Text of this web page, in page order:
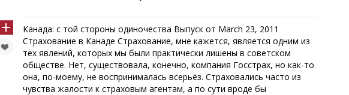
Канада: с той стороны одиночества Выпуск от March 23, 2011
Страхование в Канаде Страхование, мне кажется, является одним из
тех явлений, которых мы были практически лишены в советском
обществе. Нет, существовала, конечно, компания Госстрах, но как-то
она, по-моему, не воспринималась всерьёз. Страховались часто из
чувства жалости к страховым агентам, а по сути вроде бы